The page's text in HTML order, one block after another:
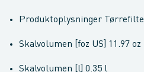
Produktoplysninger
Skalvolumen [foz US] 11.97 oz
Skalvolumen [l] 0.35 l